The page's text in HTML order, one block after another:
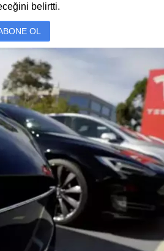
belirtti.
OL